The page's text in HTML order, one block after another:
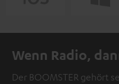
Wenn Radio,
Der BOOMSTER gehört